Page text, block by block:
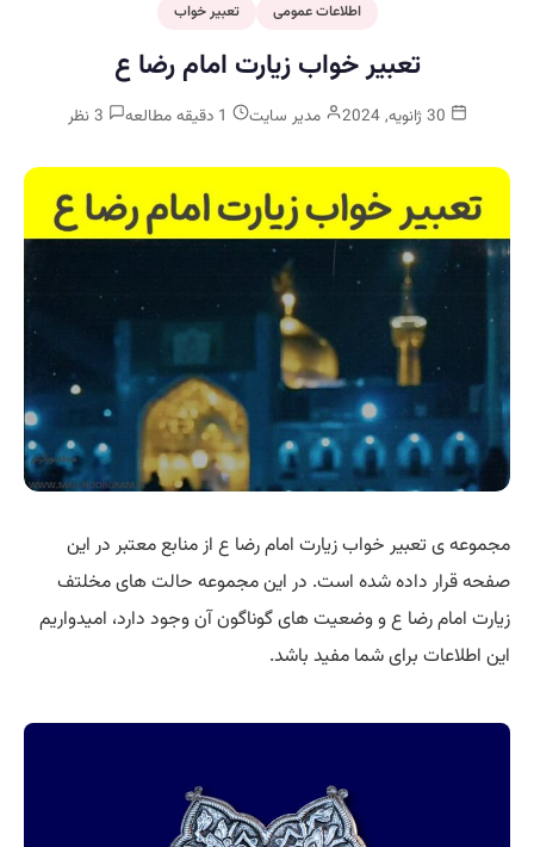
اطلاعات عمومی تعبیر خواب
تعبیر خواب زیارت امام رضا ع
مدیر سایت
مجموعه ی تعبیر خواب زیارت امام رضا ع از منابع معتبر در این
صفحه قرار داده شده است. در این مجموعه حالت های مخلتف
زیارت امام رضا ع و وضعیت های گوناگون آن وجود دارد، امیدواریم
این اطلاعات برای شما مفید باشد.